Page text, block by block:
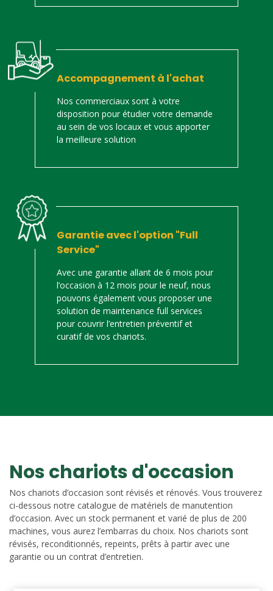
Accompagnement à l'achat
Nos commerciaux sont à votre
disposition pour étudier votre demande
au sein de vos locaux et vous apporter
la meilleure solution
Garantie avec l'option "Full
Service"
Avec une garantie allant de 6 mois pour
l’occasion à 12 mois pour le neuf, nous
pouvons également vous proposer une
solution de maintenance full services
pour couvrir l’entretien préventif et
curatif de vos chariots.
Nos chariots d'occasion
Nos chariots d’occasion sont révisés et rénovés. Vous trouverez
ci-dessous notre catalogue de matériels de manutention
d’occasion. Avec un stock permanent et varié de plus de 200
machines, vous aurez l’embarras du choix. Nos chariots sont
révisés, reconditionnés, repeints, prêts à partir avec une
garantie ou un contrat d’entretien.